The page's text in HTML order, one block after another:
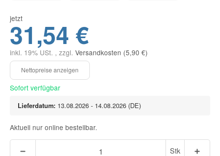
jetzt
31,54 €
inkl. 19% USt. , zzgl. Versandkosten (5,90 €)
Sofort verfügbar
Lieferdatum: 13.08.2026 - 14.08.2026 (DE)
Aktuell nur online bestellbar.
Stk